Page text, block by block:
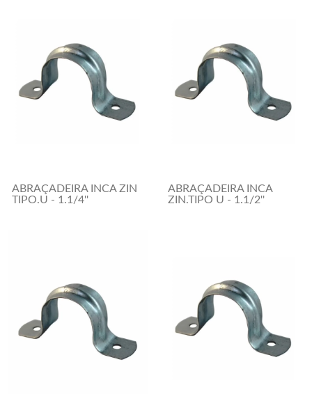
ABRAÇADEIRA INCA ZIN
TIPO.U - 1.1/4''
ABRAÇADEIRA INCA
ZIN.TIPO U - 1.1/2''